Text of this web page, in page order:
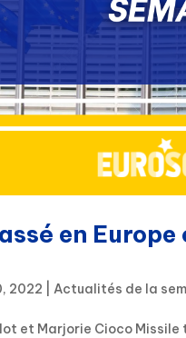
en
2022 Actualités de la
et Marjorie Cioco Missile